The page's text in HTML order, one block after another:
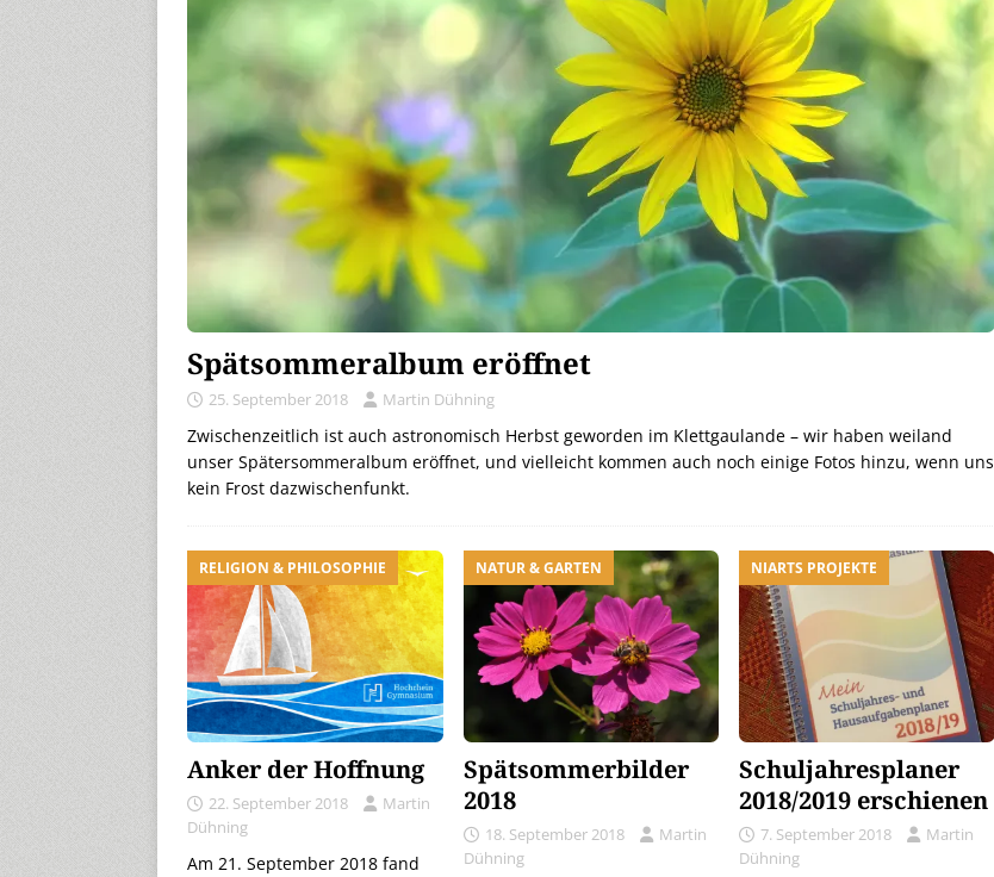
Spätsommeralbum eröffnet
25. September 2018 Martin Dühning
Zwischenzeitlich ist auch astronomisch Herbst geworden im Klettgaulande – wir haben weiland
unser Spätersommeralbum eröffnet, und vielleicht kommen auch noch einige Fotos hinzu, wenn uns
kein Frost dazwischenfunkt.
RELIGION & PHILOSOPHIE
Anker der Hoffnung
22. September 2018
Martin
Dühning
Am 21. September 2018 fand
NATUR & GARTEN
Spätsommerbilder
2018
18. September 2018
Martin
Dühning
NIARTS PROJEKTE
Schuljahresplaner
2018/2019 erschienen
7. September 2018
Martin
Dühning